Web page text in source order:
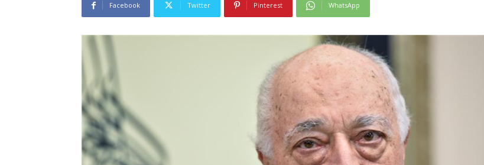
Facebook Twitter Pinterest WhatsApp